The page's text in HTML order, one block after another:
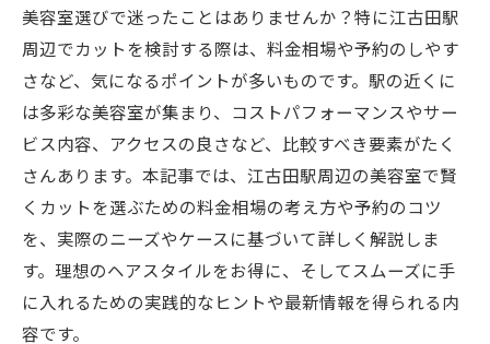
美容室選びで迷ったことはありませんか？特に江古田駅
周辺でカットを検討する際は、料金相場や予約のしやす
さなど、気になるポイントが多いものです。駅の近くに
は多彩な美容室が集まり、コストパフォーマンスやサー
ビス内容、アクセスの良さなど、比較すべき要素がたく
さんあります。本記事では、江古田駅周辺の美容室で賢
くカットを選ぶための料金相場の考え方や予約のコツ
を、実際のニーズやケースに基づいて詳しく解説しま
す。理想のヘアスタイルをお得に、そしてスムーズに手
に入れるための実践的なヒントや最新情報を得られる内
容です。